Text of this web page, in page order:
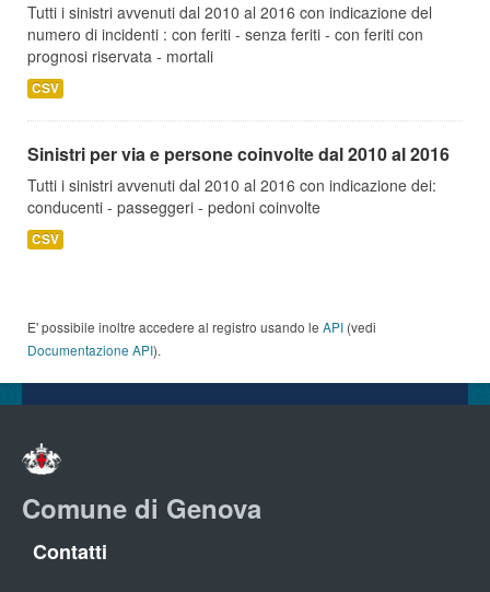
Tutti i sinistri avvenuti dal 2010 al 2016 con indicazione del
numero di incidenti : con feriti - senza feriti - con feriti con
prognosi riservata - mortali
CSV
Sinistri per via e persone coinvolte dal 2010 al 2016
Tutti i sinistri avvenuti dal 2010 al 2016 con indicazione dei:
conducenti - passeggeri - pedoni coinvolte
CSV
E' possibile inoltre accedere al registro usando le API (vedi
Documentazione API).
Comune di Genova
Contatti